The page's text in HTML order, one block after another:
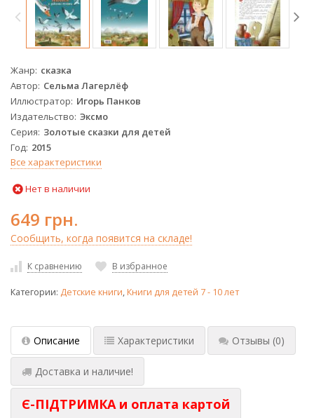
Жанр сказка
Автор Сельма Лагерлёф
Иллюстратор Игорь Панков
Издательство Эксмо
Серия Золотые сказки для детей
Год 2015
Все характеристики
Нет в наличии
649 грн.
Сообщить, когда появится на складе!
К сравнению В избранное
Категории: Детские книги,Книги для детей 7 - 10 лет
Описание Характеристики Отзывы (0)
Доставка и наличие!
Є-ПІДТРИМКА и оплата картой